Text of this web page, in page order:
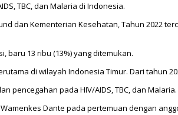
TBC, dan Malaria di Indonesia.
Kementerian Kesehatan, Tahun 2022
baru 13 ribu (13%) yang ditemukan.
di wilayah Indonesia Timur. Dari tahun
pencegahan pada HIV/AIDS, TBC, dan Malaria.
Dante pada pertemuan dengan